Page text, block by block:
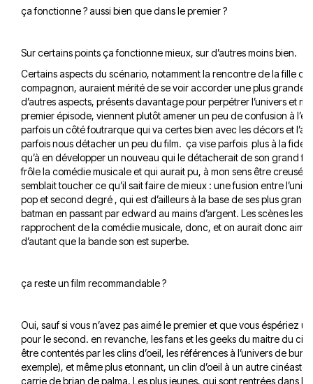
ça fonctionne ? aussi bien que dans le premier ?
Sur certains points ça fonctionne mieux, sur d’autres moins bien.
Certains aspects du scénario, notamment la rencontre de la fille
compagnon, auraient mérité de se voir accorder une plus grande
d’autres aspects, présents davantage pour perpétrer l’univers et
premier épisode, viennent plutôt amener un peu de confusion à
parfois un côté foutrarque qui va certes bien avec les décors et
parfois nous détacher un peu du film. ça vise parfois plus à la
qu’à en développer un nouveau qui le détacherait de son grand
frôle la comédie musicale et qui aurait pu, à mon sens être creusé,
semblait toucher ce qu’il sait faire de mieux : une fusion entre
pop et second degré , qui est d’ailleurs à la base de ses plus
batman en passant par edward au mains d’argent. Les scènes les
rapprochent de la comédie musicale, donc, et on aurait donc
d’autant que la bande son est superbe.
ça reste un film recommandable ?
Oui, sauf si vous n’avez pas aimé le premier et que vous éspériez
pour le second. en revanche, les fans et les geeks du maitre du
être contentés par les clins d’oeil, les références à l’univers de
exemple), et même plus etonnant, un clin d’oeil à un autre
carrie de brian de palma. Les plus jeunes, qui sont rentrées dans